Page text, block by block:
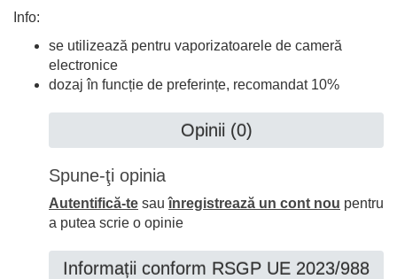
Info:
se utilizează pentru vaporizatoarele de cameră
electronice
dozaj în funcție de preferințe, recomandat 10%
Opinii (0)
Spune-ţi opinia
Autentifică-te sauînregistrează un cont nou pentru
a putea scrie o opinie
Informații conform RSGP UE 2023/988